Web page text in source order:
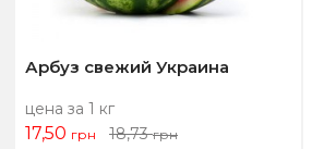
Арбуз свежий Украина
цена за 1 кг
17,50 грн 18,73грн